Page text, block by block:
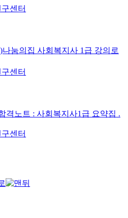
센터
나눔의집 사회복지사 1급 강의로
센터
격노트 : 사회복지사1급 요약집 .
센터